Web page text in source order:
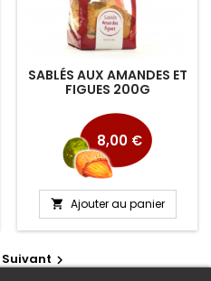
SABLÉS AUX AMANDES ET
FIGUES 200G
Prix
8,00 €
 Ajouter au panier
Suivant 